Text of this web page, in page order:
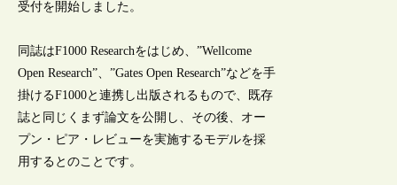
受付を開始しました。
同誌はF1000 Researchをはじめ、”Wellcome
Open Research”、”Gates Open Research”などを手
掛けるF1000と連携し出版されるもので、既存
誌と同じくまず論文を公開し、その後、オー
プン・ピア・レビューを実施するモデルを採
用するとのことです。